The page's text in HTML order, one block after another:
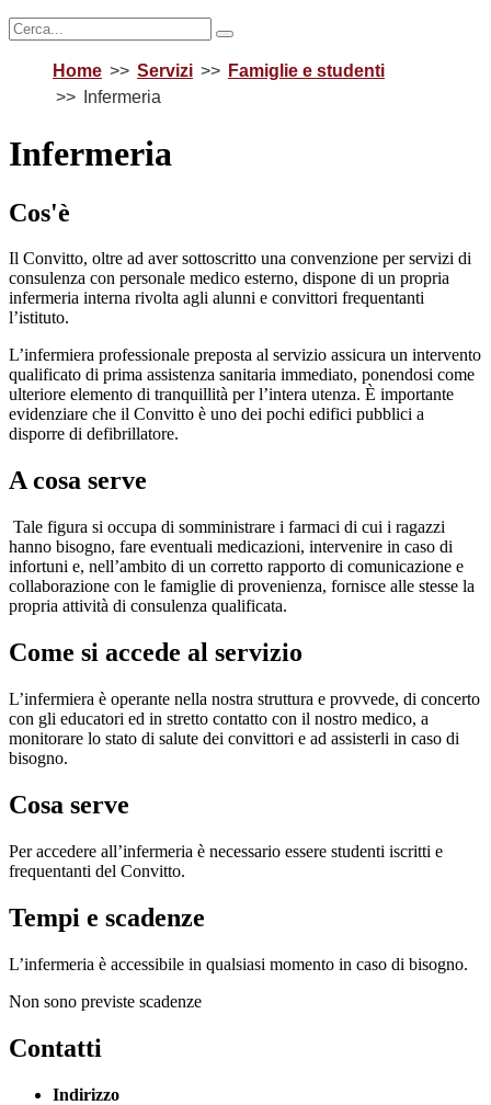
Home Servizi
Famiglie e studenti
Infermeria
Infermeria
Cos'è
Il Convitto, oltre ad aver sottoscritto una convenzione per servizi di
consulenza con personale medico esterno, dispone di un propria
infermeria interna rivolta agli alunni e convittori frequentanti
l’istituto.
L’infermiera professionale preposta al servizio assicura un intervento
qualificato di prima assistenza sanitaria immediato, ponendosi come
ulteriore elemento di tranquillità per l’intera utenza. È importante
evidenziare che il Convitto è uno dei pochi edifici pubblici a
disporre di defibrillatore.
A cosa serve
Tale figura si occupa di somministrare i farmaci di cui i ragazzi
hanno bisogno, fare eventuali medicazioni, intervenire in caso di
infortuni e, nell’ambito di un corretto rapporto di comunicazione e
collaborazione con le famiglie di provenienza, fornisce alle stesse la
propria attività di consulenza qualificata.
Come si accede al servizio
L’infermiera è operante nella nostra struttura e provvede, di concerto
con gli educatori ed in stretto contatto con il nostro medico, a
monitorare lo stato di salute dei convittori e ad assisterli in caso di
bisogno.
Cosa serve
Per accedere all’infermeria è necessario essere studenti iscritti e
frequentanti del Convitto.
Tempi e scadenze
L’infermeria è accessibile in qualsiasi momento in caso di bisogno.
Non sono previste scadenze
Contatti
Indirizzo